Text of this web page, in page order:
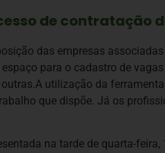
de contratação
das empresas
para o cadastro de
utilização da
que dispõe. Já os
na tarde de quarta-